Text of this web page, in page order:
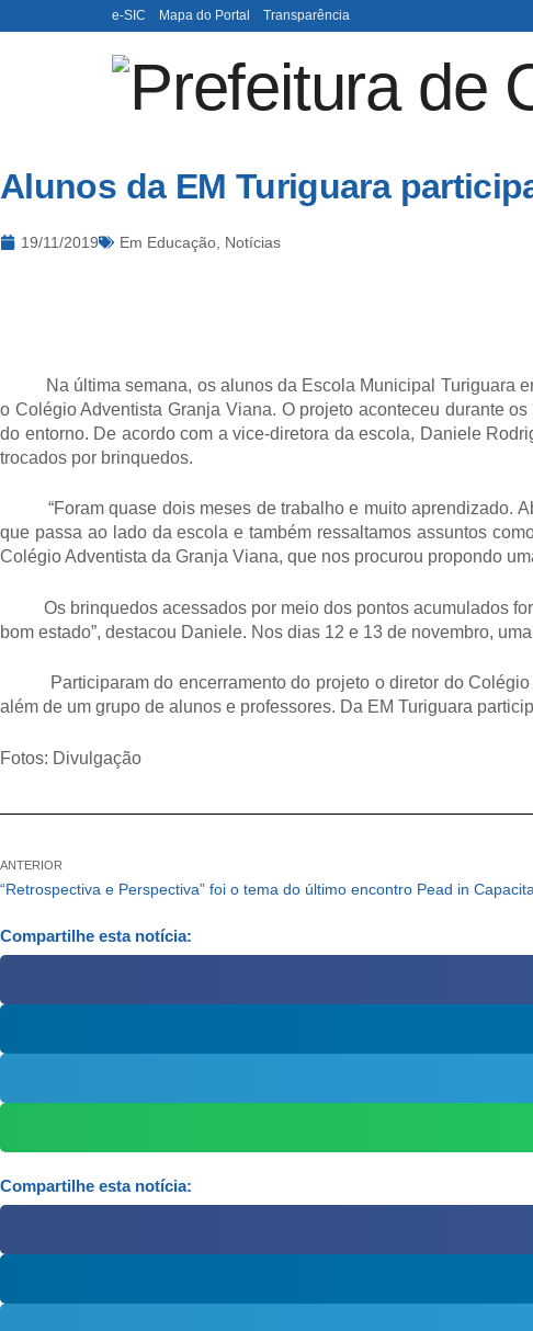
e-SIC Mapa do Portal Transparência
Alunos da EM Turiguara
19/11/2019 Em Educação Notícias
Na última semana, os alunos da Escola Municipal Turiguara
o Colégio Adventista Granja Viana. O projeto aconteceu durante
do entorno. De acordo com a vice-diretora da escola, Daniele
trocados por brinquedos.
“Foram quase dois meses de trabalho e muito aprendizado.
que passa ao lado da escola e também ressaltamos assuntos
Colégio Adventista da Granja Viana, que nos procurou propondo
Os brinquedos acessados por meio dos pontos acumulados
bom estado”, destacou Daniele. Nos dias 12 e 13 de novembro,
Participaram do encerramento do projeto o diretor do Colégio
além de um grupo de alunos e professores. Da EM Turiguara
Fotos: Divulgação
ANTERIOR
“Retrospectiva e Perspectiva” foi o tema do último encontro Pead in
Compartilhe esta notícia:
Compartilhe esta notícia: